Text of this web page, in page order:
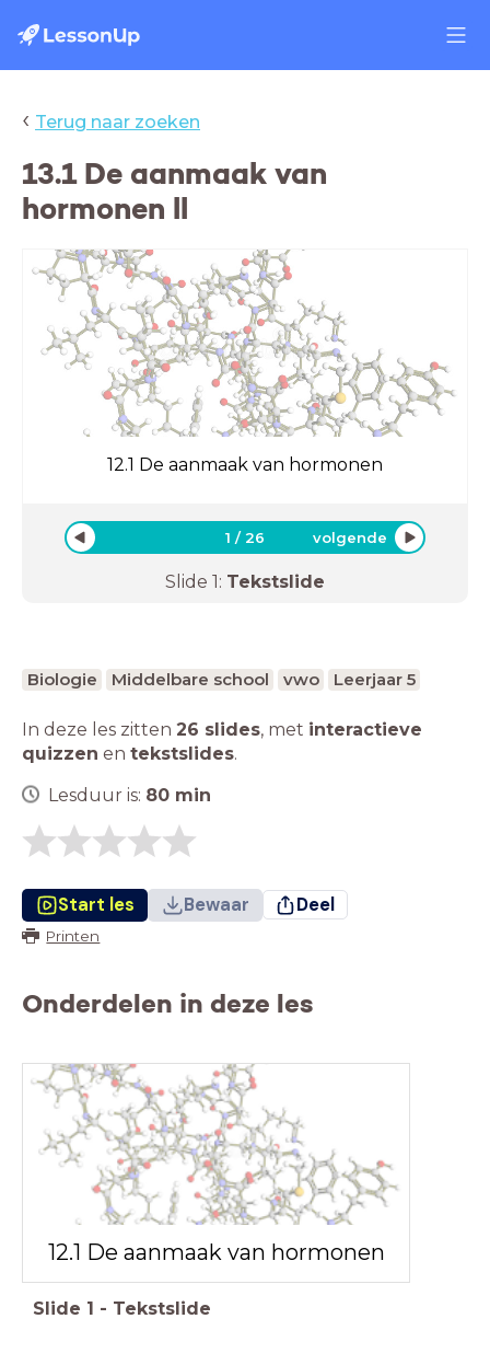
‹ Terug naar zoeken
13.1 De aanmaak van
hormonen ll
12.1 De aanmaak van hormonen
1 /26 volgende
Slide 1: Tekstslide
Biologie Middelbare school vwo Leerjaar 5
In deze les zitten 26 slides, met interactieve
quizzen en tekstslides.
Lesduur is: 80 min
Start les Bewaar Deel
Printen
Onderdelen in deze les
12.1 De aanmaak van hormonen
Slide 1 - Tekstslide